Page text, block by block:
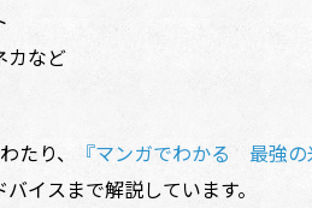
カなど
たり、 『マンガでわかる 最強の
イスまで解説しています。